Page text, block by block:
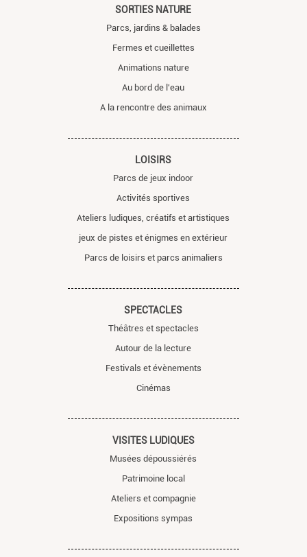
SORTIES NATURE
Parcs, jardins & balades
Fermes et cueillettes
Animations nature
Au bord de l'eau
A la rencontre des animaux
LOISIRS
Parcs de jeux indoor
Activités sportives
Ateliers ludiques, créatifs et artistiques
jeux de pistes et énigmes en extérieur
Parcs de loisirs et parcs animaliers
SPECTACLES
Théâtres et spectacles
Autour de la lecture
Festivals et évènements
Cinémas
VISITES LUDIQUES
Musées dépoussiérés
Patrimoine local
Ateliers et compagnie
Expositions sympas